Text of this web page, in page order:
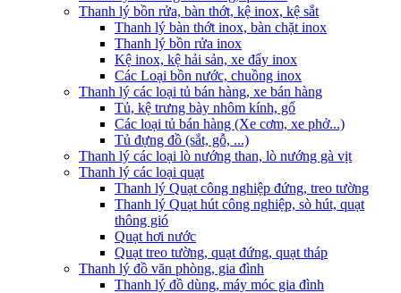
Thanh lý bồn rửa, bàn thớt, kệ inox, kệ sắt
Thanh lý bàn thớt inox, bàn chặt inox
Thanh lý bồn rửa inox
Kệ inox, kệ hải sản, xe đẩy inox
Các Loại bồn nước, chuồng inox
Thanh lý các loại tủ bán hàng, xe bán hàng
Tủ, kệ trưng bày nhôm kính, gổ
Các loại tủ bán hàng (Xe cơm, xe phở...)
Tủ đựng đồ (sắt, gỗ, ...)
Thanh lý các loại lò nướng than, lò nướng gà vịt
Thanh lý các loại quạt
Thanh lý Quạt công nghiệp đứng, treo tường
Thanh lý Quạt hút công nghiệp, sò hút, quạt
thông gió
Quạt hơi nước
Quạt treo tường, quạt đứng, quạt tháp
Thanh lý đồ văn phòng, gia đình
Thanh lý đồ dùng, máy móc gia đình